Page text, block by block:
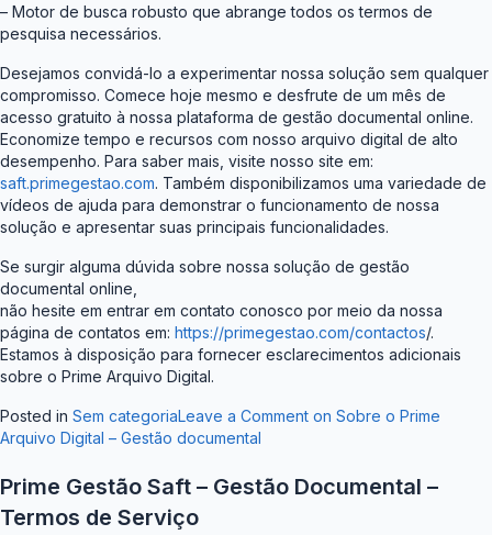
– Motor de busca robusto que abrange todos os termos de
pesquisa necessários.
Desejamos convidá-lo a experimentar nossa solução sem qualquer
compromisso. Comece hoje mesmo e desfrute de um mês de
acesso gratuito à nossa plataforma de gestão documental online.
Economize tempo e recursos com nosso arquivo digital de alto
desempenho. Para saber mais, visite nosso site em:
saft.primegestao.com. Também disponibilizamos uma variedade de
vídeos de ajuda para demonstrar o funcionamento de nossa
solução e apresentar suas principais funcionalidades.
Se surgir alguma dúvida sobre nossa solução de gestão
documental online,
não hesite em entrar em contato conosco por meio da nossa
página de contatos em: https://primegestao.com/contactos/.
Estamos à disposição para fornecer esclarecimentos adicionais
sobre o Prime Arquivo Digital.
Posted in Sem categoriaLeave a Comment on Sobre o Prime
Arquivo Digital – Gestão documental
Prime Gestão Saft – Gestão Documental –
Termos de Serviço